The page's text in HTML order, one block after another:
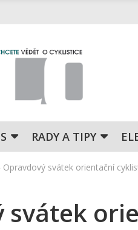
RADY A TIPY
Opravdový svátek orientační
svátek